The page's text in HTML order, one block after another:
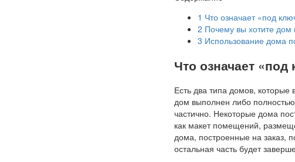
1 Что означает «под
2 Почему вы хотите дом
3 Использование дома
Что означает «под
Есть два типа домов,
дом выполнен либо
частично. Некоторые дома
как макет помещений,
дома, построенные на заказ,
остальная часть будет